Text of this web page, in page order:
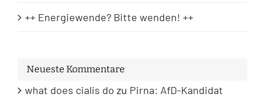
++ Energiewende? Bitte wenden! ++
Neueste Kommentare
what does cialis do zu Pirna: AfD-Kandidat